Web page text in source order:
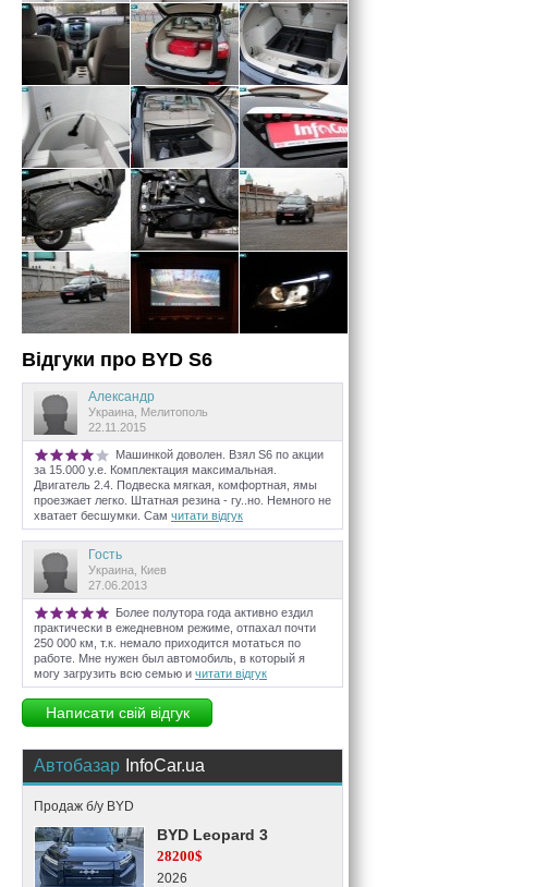
Відгуки про BYD S6
Александр
Украина, Мелитополь
22.11.2015
Машинкой доволен. Взял S6 по акции
за 15.000 у.е. Комплектация максимальная.
Двигатель 2.4. Подвеска мягкая, комфортная, ямы
проезжает легко. Штатная резина - гу..но. Немного не
хватает бесшумки. Сам читати відгук
Гость
Украина, Киев
27.06.2013
Более полутора года активно ездил
практически в ежедневном режиме, отпахал почти
250 000 км, т.к. немало приходится мотаться по
работе. Мне нужен был автомобиль, в который я
могу загрузить всю семью и читати відгук
Написати свій відгук
Автобазар InfoCar.ua
Продаж б/у BYD
BYD Leopard 3
28200$
2026